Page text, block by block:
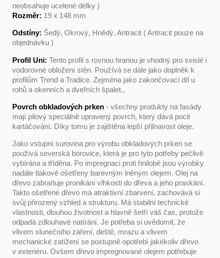
neobsahuje ucelené délky )
Rozměr: 19 x 148 mm
Odstíny: Šedý, Okrový, Hnědý, Antracit ( Antracit pouze na
objednávku )
Profil Uni: Tento profil s rovnou hranou je vhodný pro svislé i
vodorovné obložení stěn. Používá se dále jako doplněk k
profilům Trend a Tradice. Zejména jako zakončovací díl u
rohů a okenních a dveřních špalet.,
Povrch obkladových prken - všechny produkty na fasády
mají pilový speciálně upravený povrch, který dává pocit
kartáčování. Díky tomu je zajištěna lepší přilnavost oleje.
Jako vstupní surovina pro výrobu obkladových prken se
používá severská borovice, která je pro tyto potřeby pečlivě
vybírána a tříděna. Po impregnaci proti hnilobě jsou výrobky
nadále tlakově ošetřeny barevným lněným olejem. Olej na
dřevo zabraňuje pronikání vlhkosti do dřeva a jeho praskání.
Takto ošetřené dřevo má atraktivní zbarvení, zachovává si
svůj přirozený vzhled a strukturu. Má stabilní technické
vlastnosti, dlouhou životnost a hlavně šetří váš čas, protože
odpadá zdlouhavé natírání. Je potřeba si uvědomit, že
vlivem slunečního záření, deště, mrazu a vlivem
mechanické zatížení se postupně opotřebí jakékoliv dřevo
v exteriéru. Ovšem dřevo impregnované olejem potřebuje